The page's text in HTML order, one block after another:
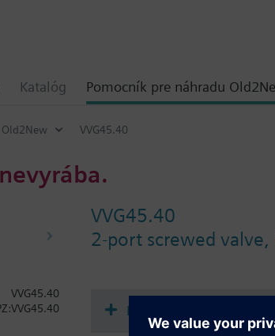
Katalóg Pomocník pre náhradu
Old2New VVG45.40
VVG45.40
2-port screwed valve,
VVG45.40
Dokumenty